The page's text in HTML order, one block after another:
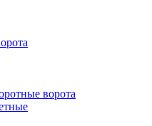
ворота